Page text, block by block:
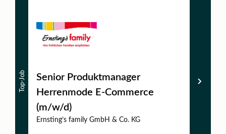
Top-Job
Senior Produktmanager
Herrenmode E-Commerce
(m/w/d)
Ernsting’s family GmbH & Co. KG